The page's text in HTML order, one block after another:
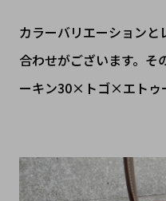
カラーバリエーション
合わせがございます。そ
ーキン30×トゴ×エトゥ